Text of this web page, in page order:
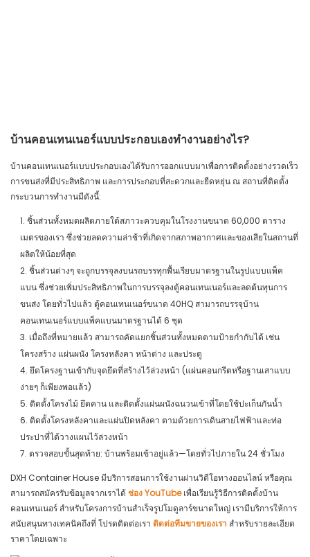
บ้านคอนเทนเนอร์แบบประกอบเองทำงานอย่างไร?
บ้านคอนเทนเนอร์แบบประกอบเองได้รับการออกแบบมาเพื่อการติดตั้งอย่างรวดเร็ว
การขนส่งที่มีประสิทธิภาพ และการประกอบที่สะดวกและยืดหยุ่น ณ สถานที่ติดตั้ง
กระบวนการทำงานมีดังนี้:
1. ชิ้นส่วนทั้งหมดผลิตภายใต้สภาวะควบคุมในโรงงานขนาด 60,000 ตาราง
เมตรของเรา ซึ่งช่วยลดความล่าช้าที่เกิดจากสภาพอากาศและของเสียในสถานที่
ผลิตให้น้อยที่สุด
2. ชิ้นส่วนต่างๆ จะถูกบรรจุลงบนรถบรรทุกพื้นเรียบมาตรฐานในรูปแบบแพ็ค
แบน ซึ่งช่วยเพิ่มประสิทธิภาพในการบรรจุลงตู้คอนเทนเนอร์และลดต้นทุนการ
ขนส่ง โดยทั่วไปแล้ว ตู้คอนเทนเนอร์ขนาด 40HQ สามารถบรรจุบ้าน
คอนเทนเนอร์แบบแพ็คแบนมาตรฐานได้ 6 ชุด
3. เมื่อถึงที่หมายแล้ว สามารถคัดแยกชิ้นส่วนทั้งหมดตามป้ายกำกับได้ เช่น
โครงสร้าง แผ่นผนัง โครงหลังคา หน้าต่าง และประตู
4. ยึดโครงฐานเข้ากับจุดยึดที่สร้างไว้ล่วงหน้า (แผ่นคอนกรีตหรือฐานเสาแบบ
ง่ายๆ ก็เพียงพอแล้ว)
5. ติดตั้งโครงไม้ ยึดคาน และติดตั้งแผ่นผนังฉนวนเข้าที่โดยใช้ปะเก็นกันน้ำ
6. ติดตั้งโครงหลังคาและแผ่นปิดหลังคา ตามด้วยการเดินสายไฟฟ้าและท่อ
ประปาที่ได้วางแผนไว้ล่วงหน้า
7. ตรวจสอบขั้นสุดท้าย: บ้านพร้อมเข้าอยู่แล้ว—โดยทั่วไปภายใน 24 ชั่วโมง
DXH Container House มีบริการสอนการใช้งานผ่านวิดีโอทางออนไลน์ หรือคุณ
สามารถสมัครรับข้อมูลจากเราได้ช่อง YouTubeเพื่อเรียนรู้วิธีการติดตั้งบ้าน
คอนเทนเนอร์ สำหรับโครงการบ้านสำเร็จรูปโมดูลาร์ขนาดใหญ่ เรามีบริการให้การ
สนับสนุนทางเทคนิคถึงที่ โปรดติดต่อเรา ติดต่อทีมขายของเรา สำหรับรายละเอียด
ราคาโดยเฉพาะ